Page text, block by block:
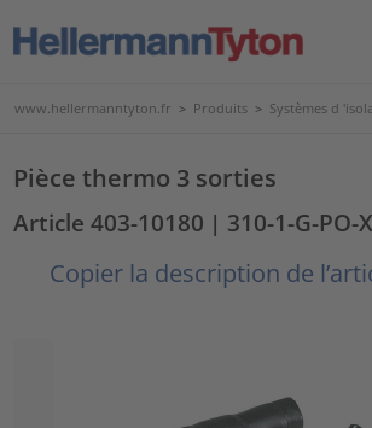
www.hellermanntyton.fr > Produits > Systèmes d
Pièce thermo 3 sorties
Article 403-10180 | 310-1-G-PO-
Copier la description de